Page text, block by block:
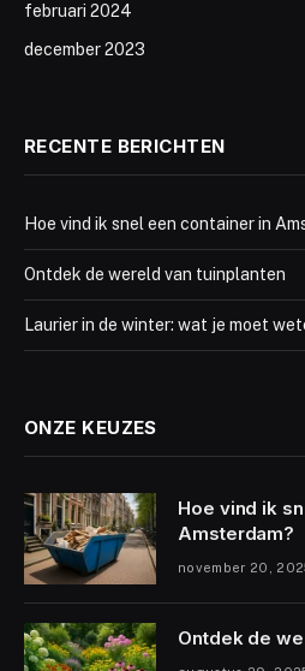
februari 2024
december 2023
RECENTE BERICHTEN
Hoe vind ik snel een container in
Ontdek de wereld van tuinplanten
Laurier in de winter: wat je moet
ONZE KEUZES
Hoe vind ik
Amsterdam?
november 20,
Ontdek de